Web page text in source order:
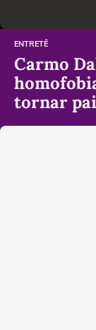
ENTRETÊ
Carmo
tornar pai